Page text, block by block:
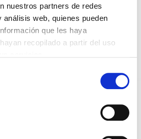
nuestros partners de redes
web, quienes pueden
que les haya
recopilado a partir del uso
DIPLOMA OFICIAL PARA RECONOCER LA
DE RESIDENTES
POR LA SALUD PLANETARIA SE ADHIERE
ACADEMIA DE MEDICINA DE GALICIA
DE MUTUAL MÉDICA SOBRE LA
MUTUALIDADES ALTERNATIVAS Y LA